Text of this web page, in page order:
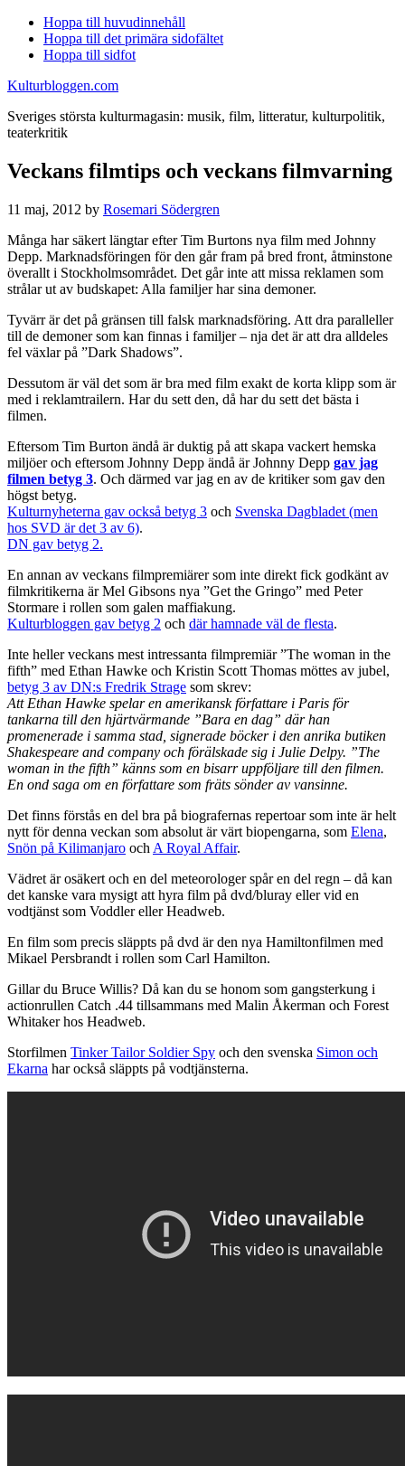
Hoppa till huvudinnehåll
Hoppa till det primära sidofältet
Hoppa till sidfot
Kulturbloggen.com
Sveriges största kulturmagasin: musik, film, litteratur, kulturpolitik,
teaterkritik
Veckans filmtips och veckans filmvarning
11 maj, 2012 by Rosemari Södergren
Många har säkert längtar efter Tim Burtons nya film med Johnny
Depp. Marknadsföringen för den går fram på bred front, åtminstone
överallt i Stockholmsområdet. Det går inte att missa reklamen som
strålar ut av budskapet: Alla familjer har sina demoner.
Tyvärr är det på gränsen till falsk marknadsföring. Att dra paralleller
till de demoner som kan finnas i familjer – nja det är att dra alldeles
fel växlar på ”Dark Shadows”.
Dessutom är väl det som är bra med film exakt de korta klipp som är
med i reklamtrailern. Har du sett den, då har du sett det bästa i
filmen.
Eftersom Tim Burton ändå är duktig på att skapa vackert hemska
miljöer och eftersom Johnny Depp ändå är Johnny Depp gav jag
filmen betyg 3. Och därmed var jag en av de kritiker som gav den
högst betyg.
Kulturnyheterna gav också betyg 3 och Svenska Dagbladet (men
hos SVD är det 3 av 6).
DN gav betyg 2.
En annan av veckans filmpremiärer som inte direkt fick godkänt av
filmkritikerna är Mel Gibsons nya ”Get the Gringo” med Peter
Stormare i rollen som galen maffiakung.
Kulturbloggen gav betyg 2 och där hamnade väl de flesta.
Inte heller veckans mest intressanta filmpremiär ”The woman in the
fifth” med Ethan Hawke och Kristin Scott Thomas möttes av jubel,
betyg 3 av DN:s Fredrik Strage som skrev:
Att Ethan Hawke spelar en amerikansk författare i Paris för
tankarna till den hjärtvärmande ”Bara en dag” där han
promenerade i samma stad, signerade böcker i den anrika butiken
Shakespeare and company och förälskade sig i Julie Delpy. ”The
woman in the fifth” känns som en bisarr uppföljare till den filmen.
En ond saga om en författare som fräts sönder av vansinne.
Det finns förstås en del bra på biografernas repertoar som inte är helt
nytt för denna veckan som absolut är värt biopengarna, som Elena,
Snön på Kilimanjaro och A Royal Affair.
Vädret är osäkert och en del meteorologer spår en del regn – då kan
det kanske vara mysigt att hyra film på dvd/bluray eller vid en
vodtjänst som Voddler eller Headweb.
En film som precis släppts på dvd är den nya Hamiltonfilmen med
Mikael Persbrandt i rollen som Carl Hamilton.
Gillar du Bruce Willis? Då kan du se honom som gangsterkung i
actionrullen Catch .44 tillsammans med Malin Åkerman och Forest
Whitaker hos Headweb.
Storfilmen Tinker Tailor Soldier Spy och den svenska Simon och
Ekarna har också släppts på vodtjänsterna.